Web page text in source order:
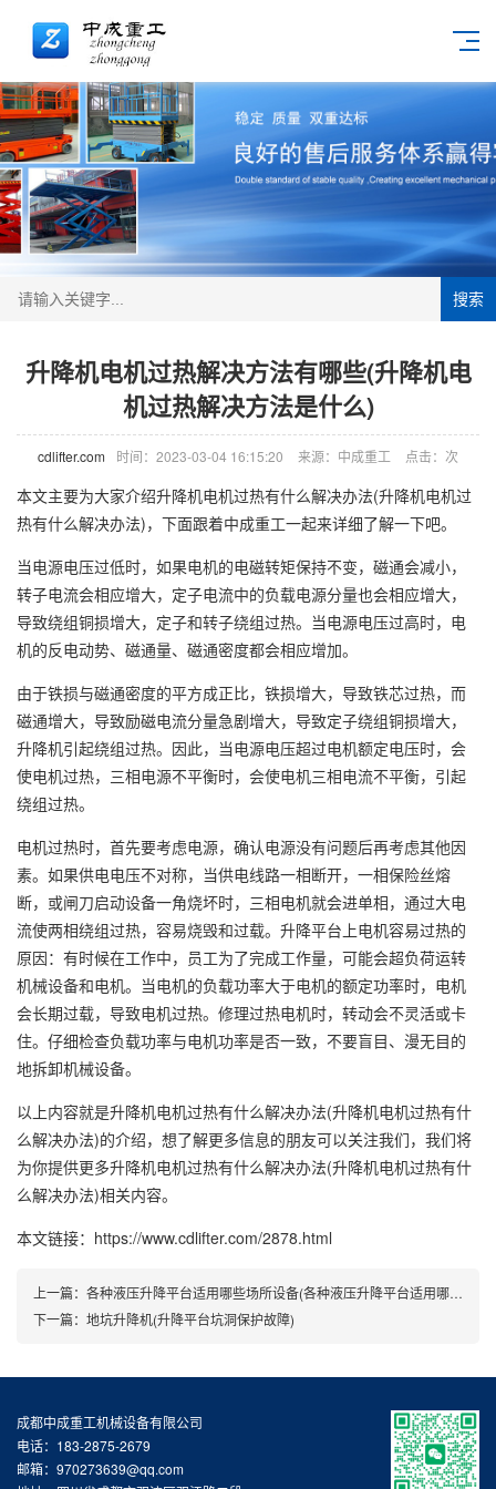
搜索
升降机电机过热解决方法有哪些(升降机电
机过热解决方法是什么)
cdlifter.com 时间：2023-03-04 16:15:20 来源：中成重工 点击： 次
本文主要为大家介绍升降机电机过热有什么解决办法(升降机电机过
热有什么解决办法)，下面跟着中成重工一起来详细了解一下吧。
当电源电压过低时，如果电机的电磁转矩保持不变，磁通会减小，
转子电流会相应增大，定子电流中的负载电源分量也会相应增大，
导致绕组铜损增大，定子和转子绕组过热。当电源电压过高时，电
机的反电动势、磁通量、磁通密度都会相应增加。
由于铁损与磁通密度的平方成正比，铁损增大，导致铁芯过热，而
磁通增大，导致励磁电流分量急剧增大，导致定子绕组铜损增大，
升降机引起绕组过热。因此，当电源电压超过电机额定电压时，会
使电机过热，三相电源不平衡时，会使电机三相电流不平衡，引起
绕组过热。
电机过热时，首先要考虑电源，确认电源没有问题后再考虑其他因
素。如果供电电压不对称，当供电线路一相断开，一相保险丝熔
断，或闸刀启动设备一角烧坏时，三相电机就会进单相，通过大电
流使两相绕组过热，容易烧毁和过载。升降平台上电机容易过热的
原因：有时候在工作中，员工为了完成工作量，可能会超负荷运转
机械设备和电机。当电机的负载功率大于电机的额定功率时，电机
会长期过载，导致电机过热。修理过热电机时，转动会不灵活或卡
住。仔细检查负载功率与电机功率是否一致，不要盲目、漫无目的
地拆卸机械设备。
以上内容就是升降机电机过热有什么解决办法(升降机电机过热有什
么解决办法)的介绍，想了解更多信息的朋友可以关注我们，我们将
为你提供更多升降机电机过热有什么解决办法(升降机电机过热有什
么解决办法)相关内容。
本文链接：https://www.cdlifter.com/2878.html
上一篇： 各种液压升降平台适用哪些场所设备(各种液压升降平台适用哪些场所类型)
下一篇： 地坑升降机(升降平台坑洞保护故障)
成都中成重工机械设备有限公司
电话：183-2875-2679
邮箱：970273639@qq.com